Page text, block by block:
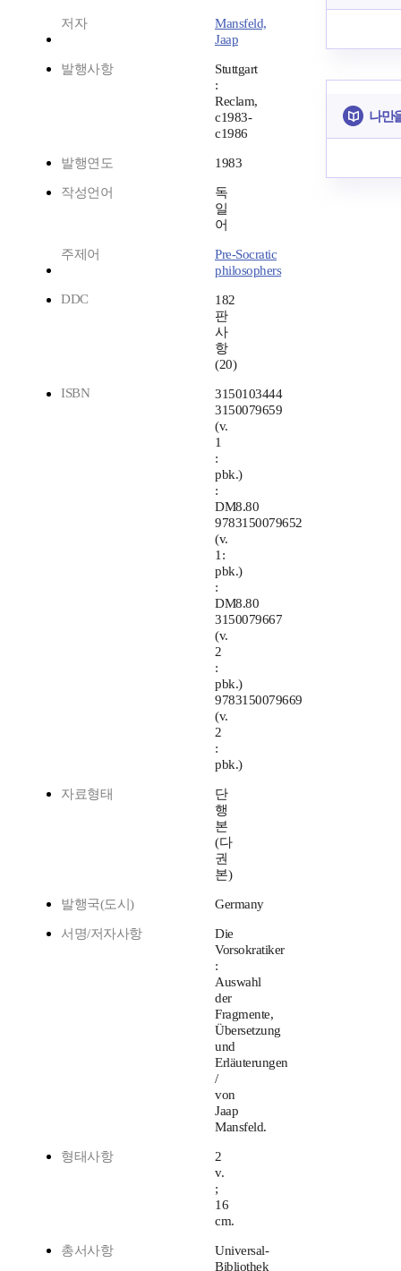
저자
Mansfeld,
Jaap
발행사항
Stuttgart
:
Reclam,
c1983-
c1986
발행연도 1983
작성언어
독
일
어
주제어
Pre-Socratic
philosophers
DDC
182
판
사
항
(20)
ISBN
3150103444
3150079659
(v.
1
:
pbk.)
:
DM8.80
9783150079652
(v.
1:
pbk.)
:
DM8.80
3150079667
(v.
2
:
pbk.)
9783150079669
(v.
2
:
pbk.)
자료형태
단
행
본
(다
권
본)
발행국(도시) Germany
서명/저자사항
Die
Vorsokratiker
:
Auswahl
der
Fragmente,
Übersetzung
und
Erläuterungen
/
von
Jaap
Mansfeld.
형태사항
2
v.
;
16
cm.
총서사항
Universal-
Bibliothek
나만